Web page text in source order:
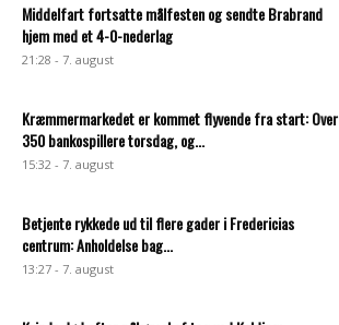
Middelfart fortsatte målfesten og sendte Brabrand
hjem med et 4-0-nederlag
21:28 - 7. august
Kræmmermarkedet er kommet flyvende fra start: Over
350 bankospillere torsdag, og...
15:32 - 7. august
Betjente rykkede ud til flere gader i Fredericias
centrum: Anholdelse bag...
13:27 - 7. august